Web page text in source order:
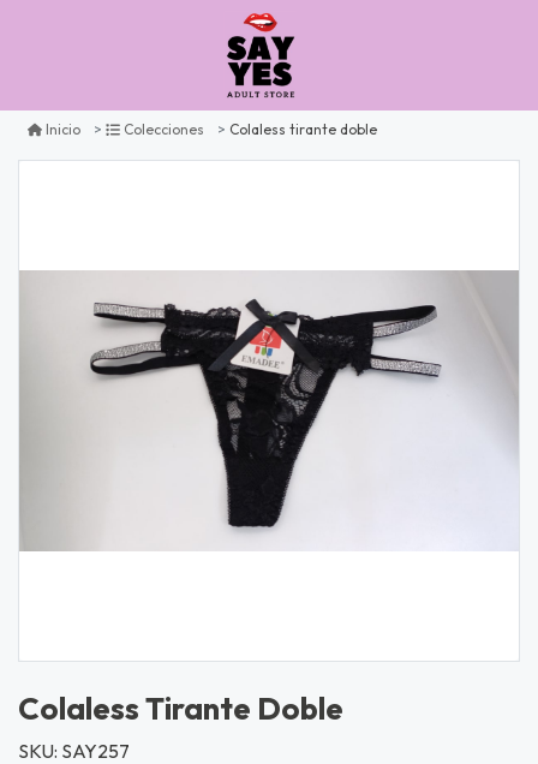
Inicio Colecciones Colaless tirante doble
Colaless Tirante Doble
SKU: SAY257